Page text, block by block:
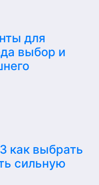
для
выбор и
как выбрать
сильную